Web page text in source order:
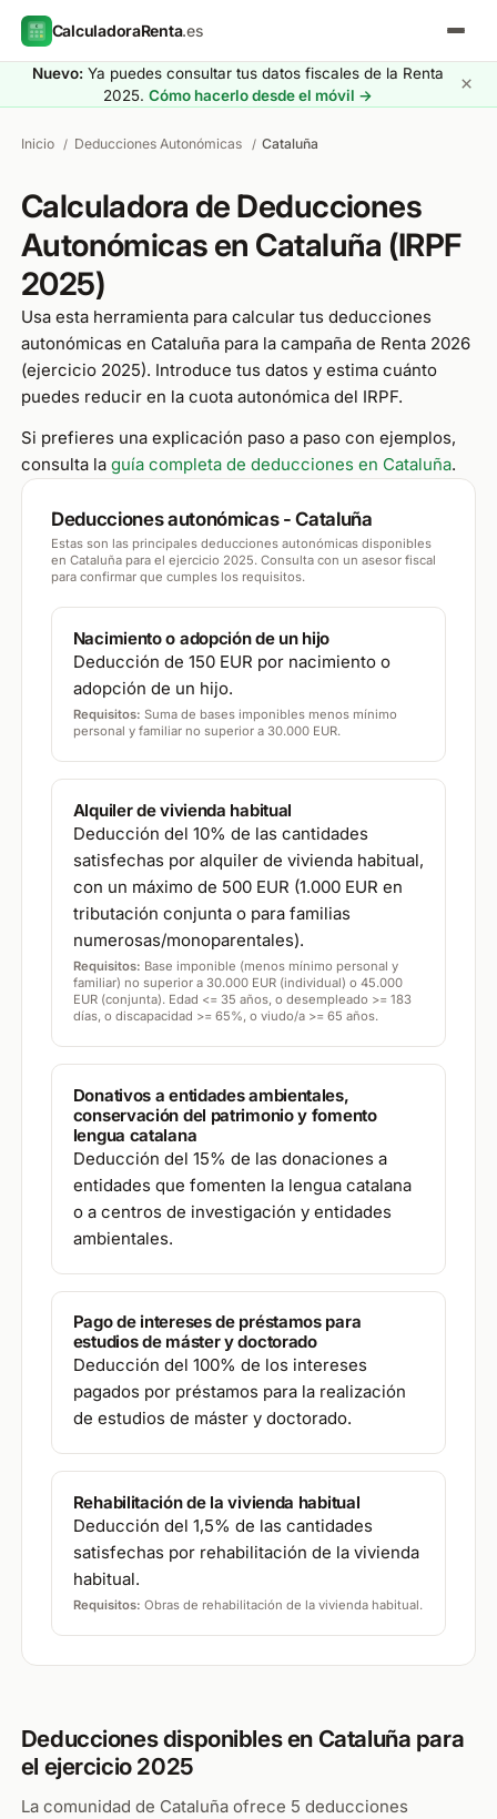
CalculadoraRenta.es
Nuevo: Ya puedes consultar tus datos fiscales de la Renta
2025.Cómo hacerlo desde el móvil → ×
Inicio / Deducciones Autonómicas / Cataluña
Calculadora de Deducciones
Autonómicas en Cataluña (IRPF
2025)
Usa esta herramienta para calcular tus deducciones
autonómicas en Cataluña para la campaña de Renta 2026
(ejercicio 2025). Introduce tus datos y estima cuánto
puedes reducir en la cuota autonómica del IRPF.
Si prefieres una explicación paso a paso con ejemplos,
consulta la guía completa de deducciones en Cataluña.
Deducciones autonómicas -Cataluña
Estas son las principales deducciones autonómicas disponibles
en Cataluña para el ejercicio 2025. Consulta con un asesor fiscal
para confirmar que cumples los requisitos.
Nacimiento o adopción de un hijo
Deducción de 150 EUR por nacimiento o
adopción de un hijo.
Requisitos: Suma de bases imponibles menos mínimo
personal y familiar no superior a 30.000 EUR.
Alquiler de vivienda habitual
Deducción del 10% de las cantidades
satisfechas por alquiler de vivienda habitual,
con un máximo de 500 EUR (1.000 EUR en
tributación conjunta o para familias
numerosas/monoparentales).
Requisitos: Base imponible (menos mínimo personal y
familiar) no superior a 30.000 EUR (individual) o 45.000
EUR (conjunta). Edad <= 35 años, o desempleado >= 183
días, o discapacidad >= 65%, o viudo/a >= 65 años.
Donativos a entidades ambientales,
conservación del patrimonio y fomento
lengua catalana
Deducción del 15% de las donaciones a
entidades que fomenten la lengua catalana
o a centros de investigación y entidades
ambientales.
Pago de intereses de préstamos para
estudios de máster y doctorado
Deducción del 100% de los intereses
pagados por préstamos para la realización
de estudios de máster y doctorado.
Rehabilitación de la vivienda habitual
Deducción del 1,5% de las cantidades
satisfechas por rehabilitación de la vivienda
habitual.
Requisitos: Obras de rehabilitación de la vivienda habitual.
Deducciones disponibles en Cataluña para
el ejercicio 2025
La comunidad de Cataluña ofrece 5 deducciones